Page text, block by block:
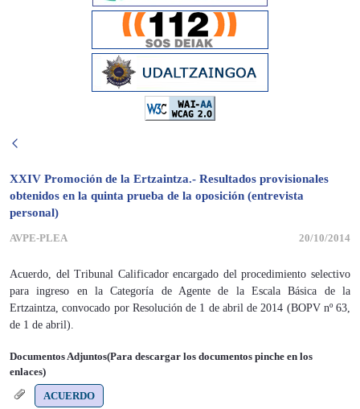
XXIV Promoción de la Ertzaintza.- Resultados provisionales
obtenidos en la quinta prueba de la oposición (entrevista
personal)
AVPE-PLEA 20/10/2014
Acuerdo, del Tribunal Calificador encargado del procedimiento selectivo
para ingreso en la Categoría de Agente de la Escala Básica de la
Ertzaintza, convocado por Resolución de 1 de abril de 2014 (BOPV nº 63,
de 1 de abril).
Documentos Adjuntos(Para descargar los documentos pinche en los
enlaces)
ACUERDO